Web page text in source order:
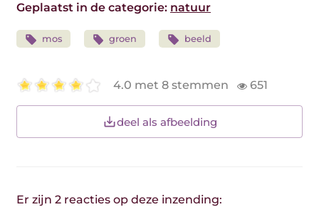
Geplaatst in de categorie: natuur
mos groen beeld
4.0 met 8 stemmen 651
deel als afbeelding
Er zijn 2 reacties op deze inzending: